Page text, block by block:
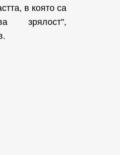
в която са
зрялост",